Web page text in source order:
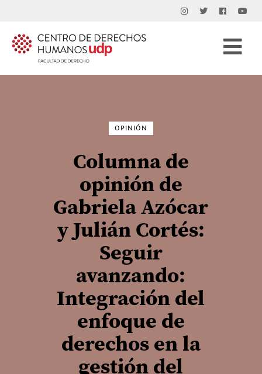
OPINIÓN
Columna de
opinión de
Gabriela Azócar
y Julián Cortés:
Seguir
avanzando:
Integración del
enfoque de
derechos en la
gestión del